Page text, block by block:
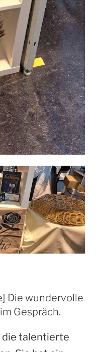
Die wundervolle
Gespräch.
die talentierte